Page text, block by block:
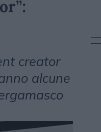
creator
alcune